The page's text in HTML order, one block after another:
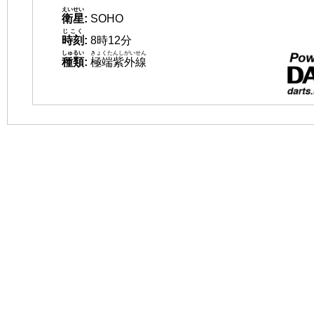
衛星
えいせい
: SOHO
時刻
じこく
: 8時12分
種類
しゅるい
: 極端紫外線
きょくたんしがいせん